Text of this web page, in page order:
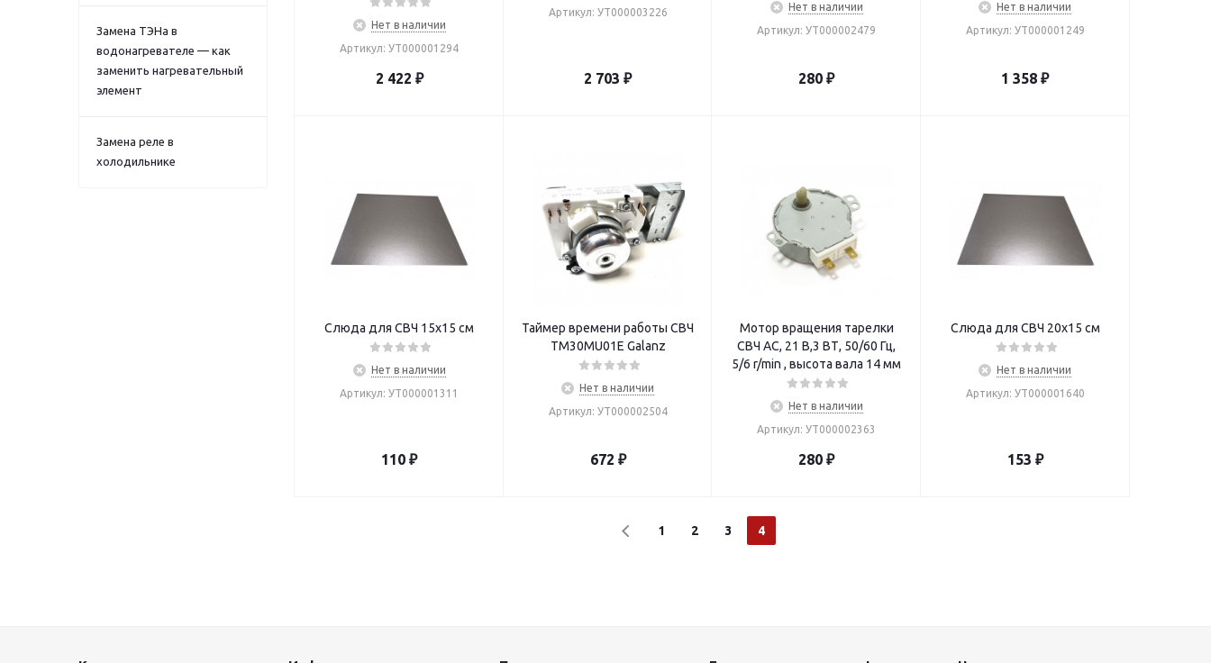
Нет в наличии
Артикул: УТ000001294
2 422 ₽
Артикул: УТ000003226
2 703 ₽
Нет в наличии
Артикул: УТ000002479
280 ₽
Нет в наличии
Артикул: УТ000001249
1 358 ₽
Слюда для СВЧ 15х15 см
Нет в наличии
Артикул: УТ000001311
110 ₽
Таймер времени работы СВЧ
TM30MU01E Galanz
Нет в наличии
Артикул: УТ000002504
672 ₽
Мотор вращения тарелки
СВЧ AC, 21 В,3 ВТ, 50/60 Гц,
5/6 r/min , высота вала 14 мм
Нет в наличии
Артикул: УТ000002363
280 ₽
Слюда для СВЧ 20х15 см
Нет в наличии
Артикул: УТ000001640
153 ₽
1 2 3 4
Замена ТЭНа в
водонагревателе — как
заменить нагревательный
элемент
Замена реле в
холодильнике